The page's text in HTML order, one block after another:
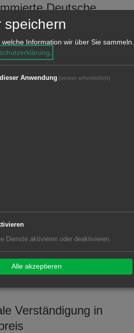
Deutsche
entleihbar sind und
Leihgabe des
Team der
der Führung von
Deutsch-
und
Deutsch-
von
Buschs Max und
I und II. Ergänzt
Verständigung in
speichern
Information wir über Sie sammeln.
Anwendung (immer erforderlich)
Dienste aktivieren oder deaktivieren.
Alle akzeptieren